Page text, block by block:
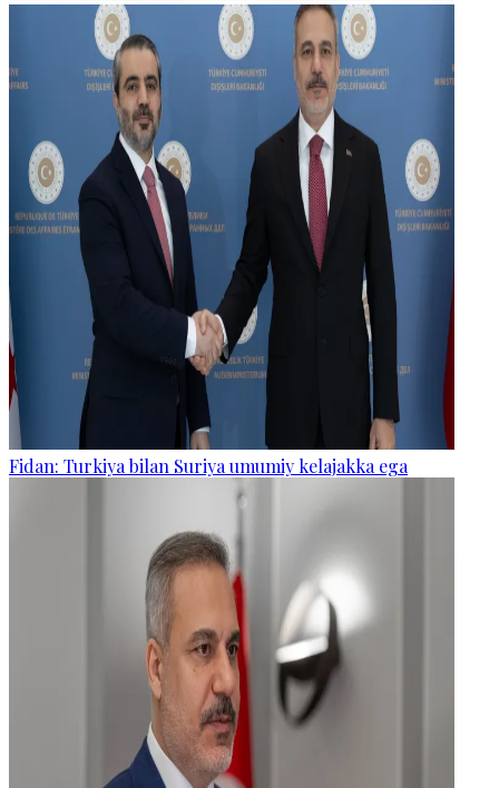
Fidan: Turkiya bilan Suriya umumiy kelajakka ega